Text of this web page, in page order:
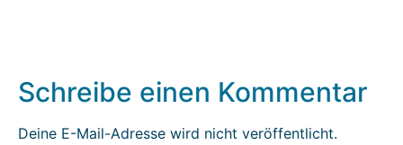
Schreibe einen Kommentar
Deine E-Mail-Adresse wird nicht veröffentlicht.